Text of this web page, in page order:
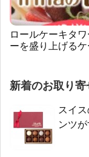
ロールケーキタ
ーを盛り上げるケ
新着のお取り寄
スイ
ンツが